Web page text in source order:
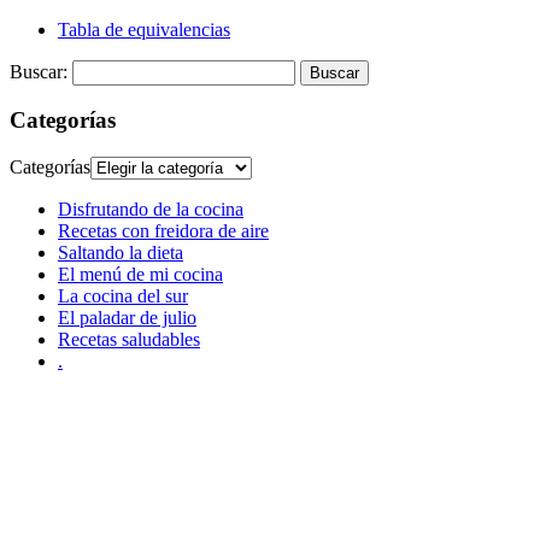
Tabla de equivalencias
Buscar:
Categorías
Categorías
Disfrutando de la cocina
Recetas con freidora de aire
Saltando la dieta
El menú de mi cocina
La cocina del sur
El paladar de julio
Recetas saludables
.